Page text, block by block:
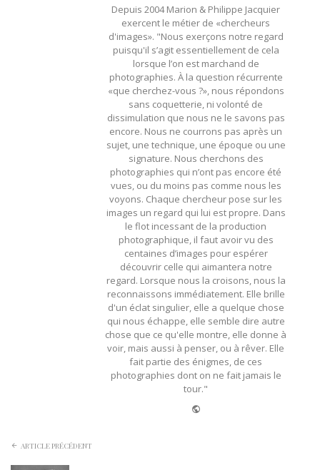
Depuis 2004 Marion & Philippe Jacquier
exercent le métier de «chercheurs
d'images». "Nous exerçons notre regard
puisqu'il s’agit essentiellement de cela
lorsque l’on est marchand de
photographies. À la question récurrente
«que cherchez-vous ?», nous répondons
sans coquetterie, ni volonté de
dissimulation que nous ne le savons pas
encore. Nous ne courrons pas après un
sujet, une technique, une époque ou une
signature. Nous cherchons des
photographies qui n’ont pas encore été
vues, ou du moins pas comme nous les
voyons. Chaque chercheur pose sur les
images un regard qui lui est propre. Dans
le flot incessant de la production
photographique, il faut avoir vu des
centaines d’images pour espérer
découvrir celle qui aimantera notre
regard. Lorsque nous la croisons, nous la
reconnaissons immédiatement. Elle brille
d'un éclat singulier, elle a quelque chose
qui nous échappe, elle semble dire autre
chose que ce qu'elle montre, elle donne à
voir, mais aussi à penser, ou à rêver. Elle
fait partie des énigmes, de ces
photographies dont on ne fait jamais le
tour."
Website
ARTICLE PRÉCÉDENT